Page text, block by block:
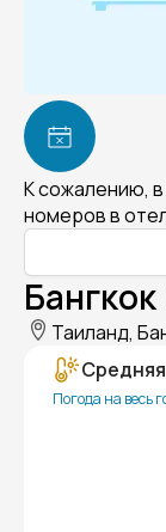
К сожалению,
номеров в
Таиланд,
Погода на весь